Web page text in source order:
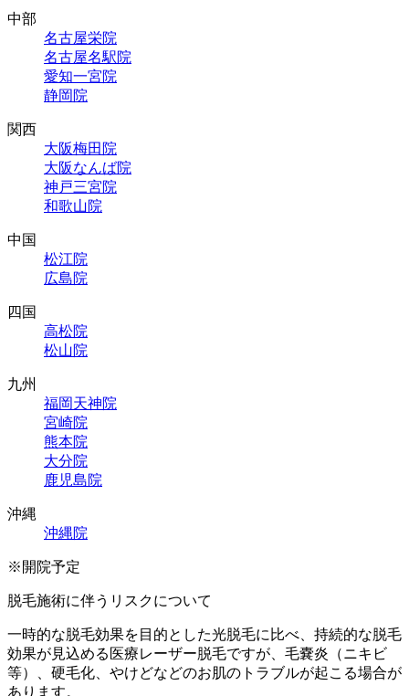
中部
名古屋栄院
名古屋名駅院
愛知一宮院
静岡院
関西
大阪梅田院
大阪なんば院
神戸三宮院
和歌山院
中国
松江院
広島院
四国
高松院
松山院
九州
福岡天神院
宮崎院
熊本院
大分院
鹿児島院
沖縄
沖縄院
※開院予定
脱毛施術に伴うリスクについて
一時的な脱毛効果を目的とした光脱毛に比べ、持続的な脱毛
効果が見込める医療レーザー脱毛ですが、毛嚢炎（ニキビ
等）、硬毛化、やけどなどのお肌のトラブルが起こる場合が
あります。